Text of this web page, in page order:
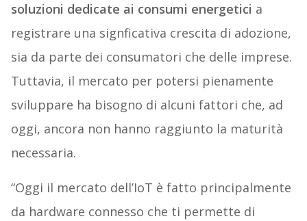
soluzioni dedicate ai consumi energetici a
registrare una signficativa crescita di adozione,
sia da parte dei consumatori che delle imprese.
Tuttavia, il mercato per potersi pienamente
sviluppare ha bisogno di alcuni fattori che, ad
oggi, ancora non hanno raggiunto la maturità
necessaria.
“Oggi il mercato dell’IoT è fatto principalmente
da hardware connesso che ti permette di